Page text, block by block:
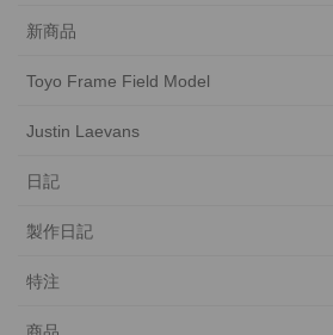
新商品
Toyo Frame Field Model
Justin Laevans
日記
製作日記
特注